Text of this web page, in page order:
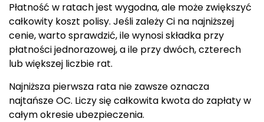
Płatność w ratach jest wygodna, ale może zwiększyć
całkowity koszt polisy. Jeśli zależy Ci na najniższej
cenie, warto sprawdzić, ile wynosi składka przy
płatności jednorazowej, a ile przy dwóch, czterech
lub większej liczbie rat.
Najniższa pierwsza rata nie zawsze oznacza
najtańsze OC. Liczy się całkowita kwota do zapłaty w
całym okresie ubezpieczenia.